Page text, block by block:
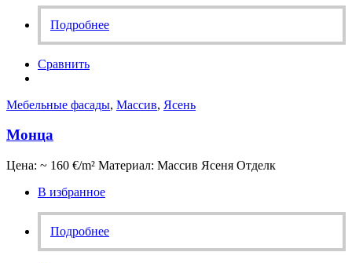
Подробнее
Сравнить
Мебельные фасады, Массив, Ясень
Монца
Цена: ~ 160 €/m² Материал: Массив Ясеня Отделк
В избранное
Подробнее